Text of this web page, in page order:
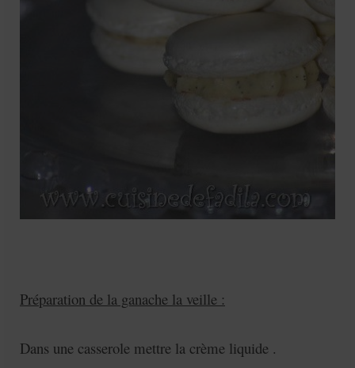
Préparation de la ganache la veille :
Dans une casserole mettre la crème liquide .